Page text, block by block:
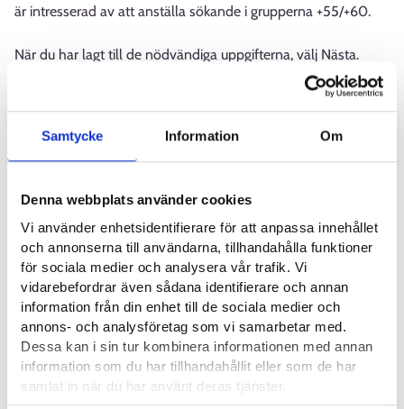
Samtycke Information Om
Denna webbplats använder cookies
Vi använder enhetsidentifierare för att anpassa innehållet
och annonserna till användarna, tillhandahålla funktioner
för sociala medier och analysera vår trafik. Vi
vidarebefordrar även sådana identifierare och annan
information från din enhet till de sociala medier och
annons- och analysföretag som vi samarbetar med.
Dessa kan i sin tur kombinera informationen med annan
information som du har tillhandahållit eller som de har
samlat in när du har använt deras tjänster.
är intresserad av att anställa sökande i grupperna +55/+60.
När du har lagt till de nödvändiga uppgifterna, välj Nästa.
På sidan Krävda kunskaper kan du berätta om arbetets krav.
Vaaditut taidot-sivulla voit kertoa työtehtävässä liittyvistä
vaatimuksista.
Om det i arbetet krävs tillstånd eller kort, välj dem och skriv
vid behov ytterligare information.
Om arbetet kräver körkort ska du välja dem och vid behov
skriva in ytterligare information..